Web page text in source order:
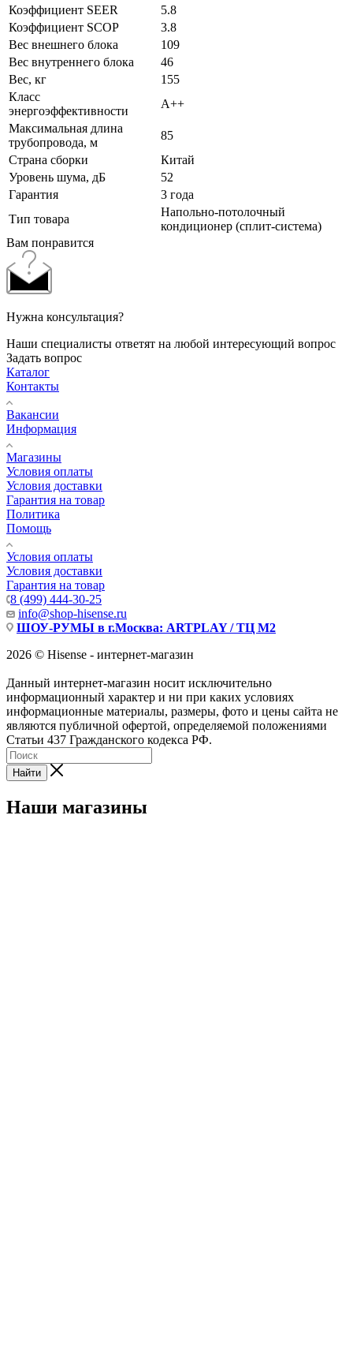
Коэффициент SEER
5.8
Коэффициент SCOP
3.8
Вес внешнего блока
109
Вес внутреннего блока
46
Вес, кг
155
Класс
энергоэффективности
A++
Максимальная длина
трубопровода, м
85
Страна сборки
Китай
Уровень шума, дБ
52
Гарантия
3 года
Тип товара
Напольно-потолочный
кондиционер (сплит-система)
Вам понравится
Нужна консультация?
Наши специалисты ответят на любой интересующий вопрос
Задать вопрос
Каталог
Контакты
Вакансии
Информация
Магазины
Условия оплаты
Условия доставки
Гарантия на товар
Политика
Помощь
Условия оплаты
Условия доставки
Гарантия на товар
8 (499) 444-30-25
info@shop-hisense.ru
ШОУ-РУМЫ в г.Москва: ARTPLAY / ТЦ М2
2026 © Hisense - интернет-магазин
Данный интернет-магазин носит исключительно
информационный характер и ни при каких условиях
информационные материалы, размеры, фото и цены сайта не
являются публичной офертой, определяемой положениями
Статьи 437 Гражданского кодекса РФ.
Найти
Наши магазины